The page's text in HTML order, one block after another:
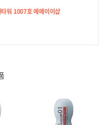
워 1007호 에에이이샵